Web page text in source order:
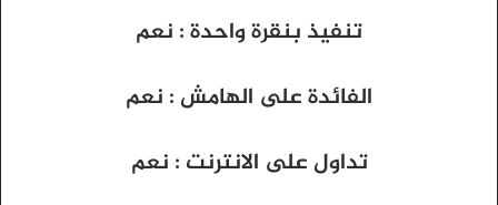
تنفيذ بنقرة واحدة : نعم
الفائدة على الهامش : نعم
تداول على الانترنت : نعم